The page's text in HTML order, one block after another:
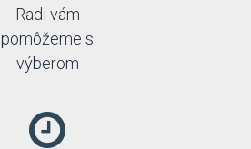
Radi vám
pomôžeme s
výberom